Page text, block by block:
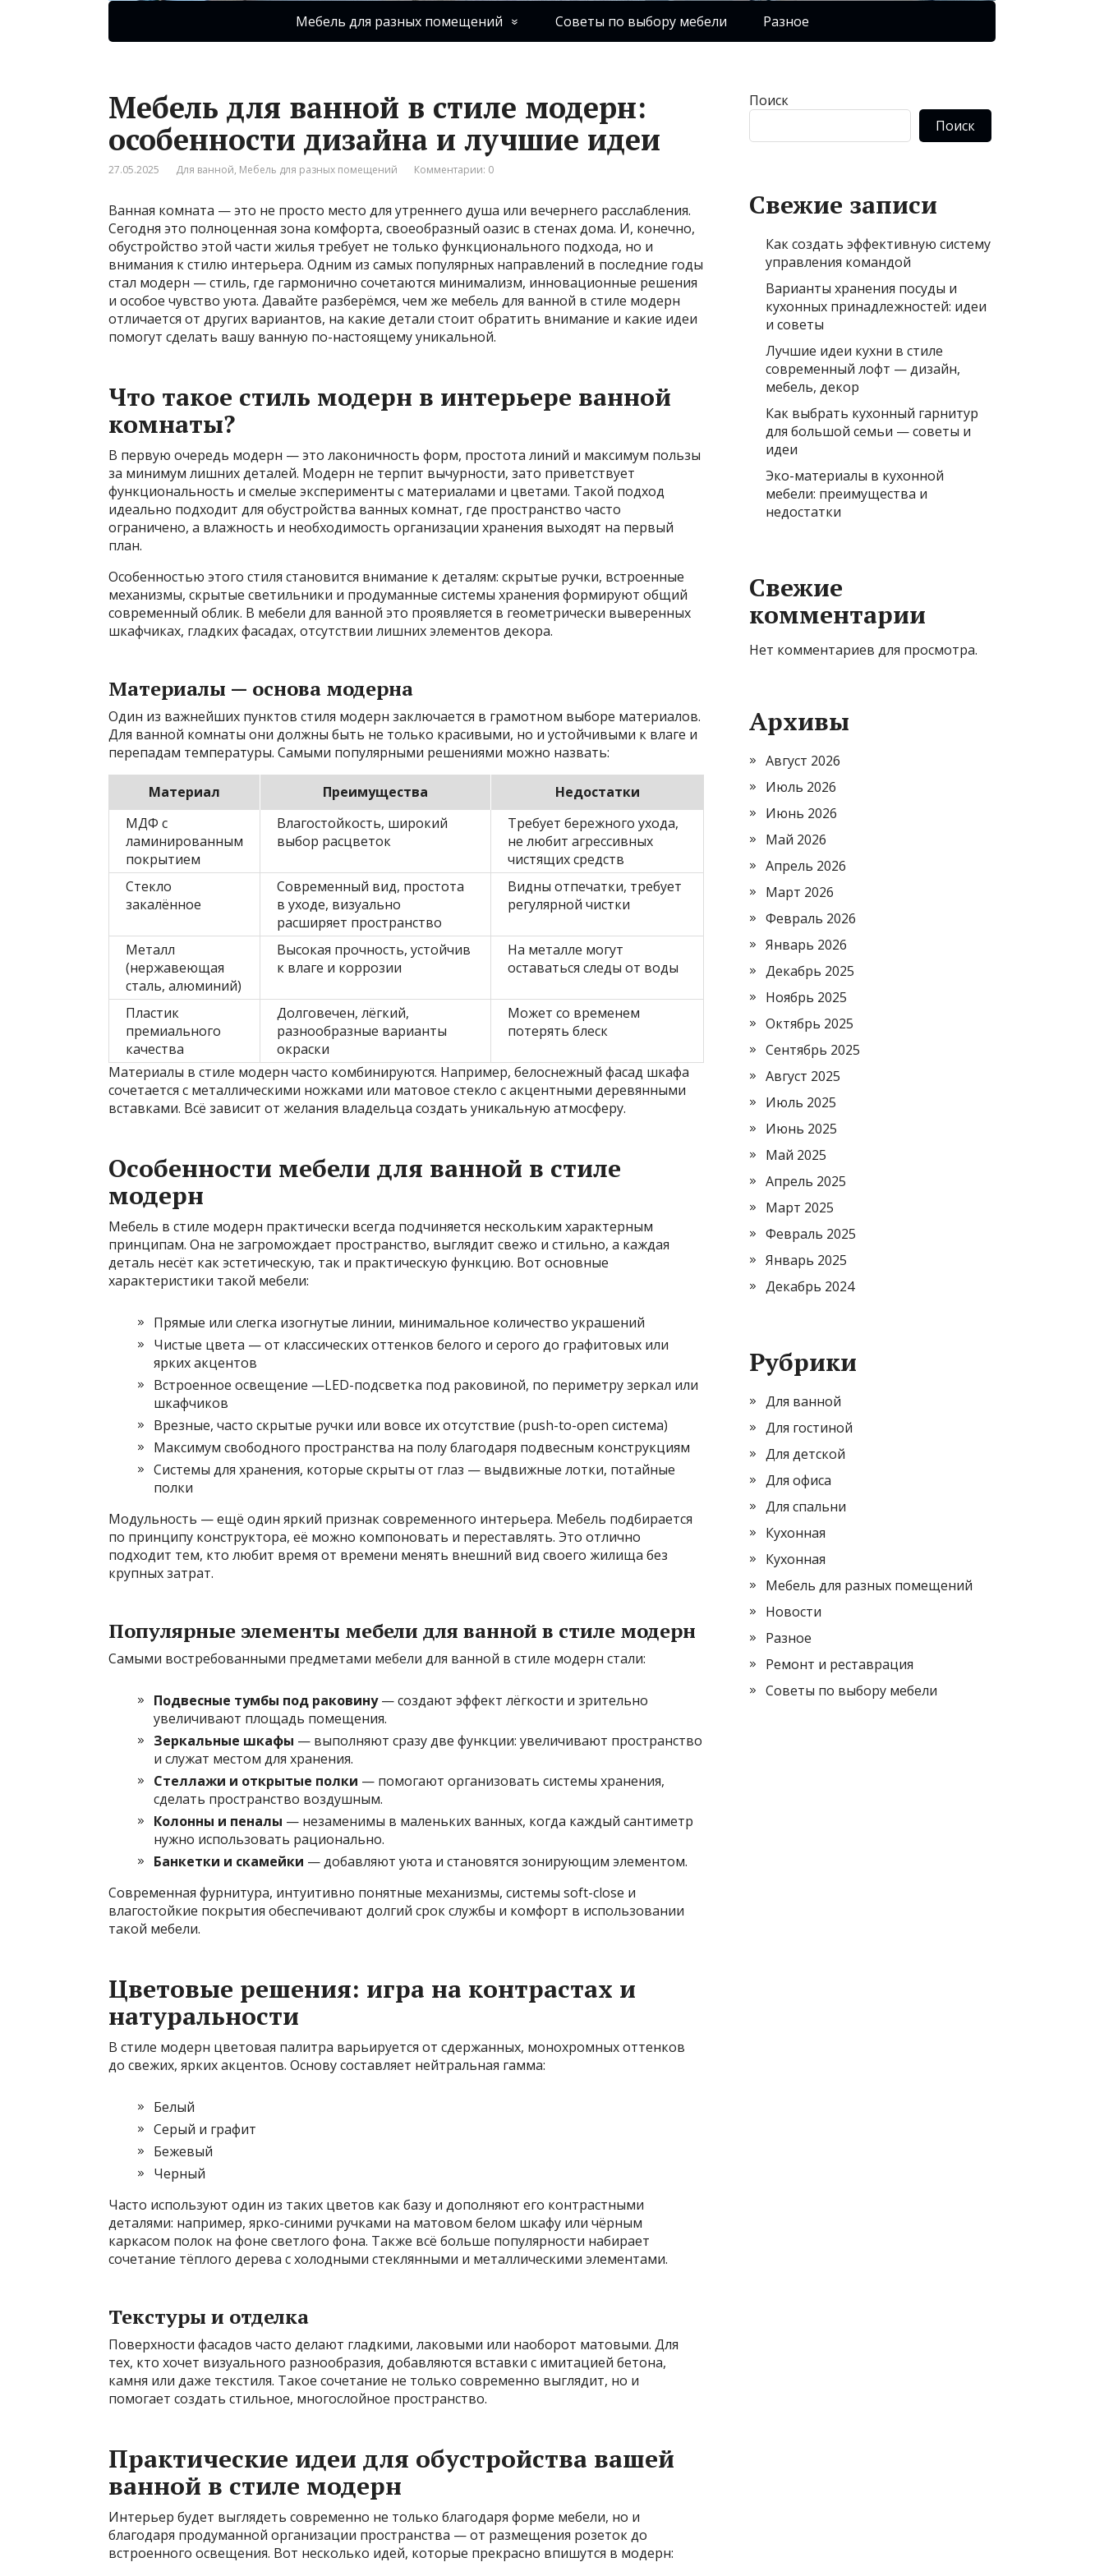
Мебель для разных помещений Советы по выбору мебели Разное
Мебель для ванной в стиле модерн:
особенности дизайна и лучшие идеи
27.05.2025 Для ванной, Мебель для разных помещений Комментарии: 0
Ванная комната — это не просто место для утреннего душа или вечернего расслабления.
Сегодня это полноценная зона комфорта, своеобразный оазис в стенах дома. И, конечно,
обустройство этой части жилья требует не только функционального подхода, но и
внимания к стилю интерьера. Одним из самых популярных направлений в последние годы
стал модерн — стиль, где гармонично сочетаются минимализм, инновационные решения
и особое чувство уюта. Давайте разберёмся, чем же мебель для ванной в стиле модерн
отличается от других вариантов, на какие детали стоит обратить внимание и какие идеи
помогут сделать вашу ванную по-настоящему уникальной.
Что такое стиль модерн в интерьере ванной
комнаты?
В первую очередь модерн — это лаконичность форм, простота линий и максимум пользы
за минимум лишних деталей. Модерн не терпит вычурности, зато приветствует
функциональность и смелые эксперименты с материалами и цветами. Такой подход
идеально подходит для обустройства ванных комнат, где пространство часто
ограничено, а влажность и необходимость организации хранения выходят на первый
план.
Особенностью этого стиля становится внимание к деталям: скрытые ручки, встроенные
механизмы, скрытые светильники и продуманные системы хранения формируют общий
современный облик. В мебели для ванной это проявляется в геометрически выверенных
шкафчиках, гладких фасадах, отсутствии лишних элементов декора.
Материалы — основа модерна
Один из важнейших пунктов стиля модерн заключается в грамотном выборе материалов.
Для ванной комнаты они должны быть не только красивыми, но и устойчивыми к влаге и
перепадам температуры. Самыми популярными решениями можно назвать:
Материал Преимущества
Недостатки
МДФ с
ламинированным
покрытием
Влагостойкость, широкий
выбор расцветок
Требует бережного ухода,
не любит агрессивных
чистящих средств
Стекло
закалённое
Современный вид, простота
в уходе, визуально
расширяет пространство
Видны отпечатки, требует
регулярной чистки
Металл
(нержавеющая
сталь, алюминий)
Высокая прочность, устойчив
к влаге и коррозии
На металле могут
оставаться следы от воды
Пластик
премиального
качества
Долговечен, лёгкий,
разнообразные варианты
окраски
Может со временем
потерять блеск
Материалы в стиле модерн часто комбинируются. Например, белоснежный фасад шкафа
сочетается с металлическими ножками или матовое стекло с акцентными деревянными
вставками. Всё зависит от желания владельца создать уникальную атмосферу.
Особенности мебели для ванной в стиле
модерн
Мебель в стиле модерн практически всегда подчиняется нескольким характерным
принципам. Она не загромождает пространство, выглядит свежо и стильно, а каждая
деталь несёт как эстетическую, так и практическую функцию. Вот основные
характеристики такой мебели:
Прямые или слегка изогнутые линии, минимальное количество украшений
Чистые цвета — от классических оттенков белого и серого до графитовых или
ярких акцентов
Встроенное освещение —LED-подсветка под раковиной, по периметру зеркал или
шкафчиков
Врезные, часто скрытые ручки или вовсе их отсутствие (push-to-open система)
Максимум свободного пространства на полу благодаря подвесным конструкциям
Системы для хранения, которые скрыты от глаз — выдвижные лотки, потайные
полки
Модульность — ещё один яркий признак современного интерьера. Мебель подбирается
по принципу конструктора, её можно компоновать и переставлять. Это отлично
подходит тем, кто любит время от времени менять внешний вид своего жилища без
крупных затрат.
Популярные элементы мебели для ванной в стиле модерн
Самыми востребованными предметами мебели для ванной в стиле модерн стали:
Подвесные тумбы под раковину— создают эффект лёгкости и зрительно
увеличивают площадь помещения.
Зеркальные шкафы — выполняют сразу две функции: увеличивают пространство
и служат местом для хранения.
Стеллажи и открытые полки — помогают организовать системы хранения,
сделать пространство воздушным.
Колонны и пеналы — незаменимы в маленьких ванных, когда каждый сантиметр
нужно использовать рационально.
Банкетки и скамейки — добавляют уюта и становятся зонирующим элементом.
Современная фурнитура, интуитивно понятные механизмы, системы soft-close и
влагостойкие покрытия обеспечивают долгий срок службы и комфорт в использовании
такой мебели.
Цветовые решения: игра на контрастах и
натуральности
В стиле модерн цветовая палитра варьируется от сдержанных, монохромных оттенков
до свежих, ярких акцентов. Основу составляет нейтральная гамма:
Белый
Серый и графит
Бежевый
Черный
Часто используют один из таких цветов как базу и дополняют его контрастными
деталями: например, ярко-синими ручками на матовом белом шкафу или чёрным
каркасом полок на фоне светлого фона. Также всё больше популярности набирает
сочетание тёплого дерева с холодными стеклянными и металлическими элементами.
Текстуры и отделка
Поверхности фасадов часто делают гладкими, лаковыми или наоборот матовыми. Для
тех, кто хочет визуального разнообразия, добавляются вставки с имитацией бетона,
камня или даже текстиля. Такое сочетание не только современно выглядит, но и
помогает создать стильное, многослойное пространство.
Практические идеи для обустройства вашей
ванной в стиле модерн
Интерьер будет выглядеть современно не только благодаря форме мебели, но и
благодаря продуманной организации пространства — от размещения розеток до
встроенного освещения. Вот несколько идей, которые прекрасно впишутся в модерн:
Поиск
Поиск
Свежие записи
Как создать эффективную систему
управления командой
Варианты хранения посуды и
кухонных принадлежностей: идеи
и советы
Лучшие идеи кухни в стиле
современный лофт — дизайн,
мебель, декор
Как выбрать кухонный гарнитур
для большой семьи — советы и
идеи
Эко-материалы в кухонной
мебели: преимущества и
недостатки
Свежие
комментарии
Нет комментариев для просмотра.
Архивы
Август 2026
Июль 2026
Июнь 2026
Май 2026
Апрель 2026
Март 2026
Февраль 2026
Январь 2026
Декабрь 2025
Ноябрь 2025
Октябрь 2025
Сентябрь 2025
Август 2025
Июль 2025
Июнь 2025
Май 2025
Апрель 2025
Март 2025
Февраль 2025
Январь 2025
Декабрь 2024
Рубрики
Для ванной
Для гостиной
Для детской
Для офиса
Для спальни
Кухонная
Кухонная
Мебель для разных помещений
Новости
Разное
Ремонт и реставрация
Советы по выбору мебели